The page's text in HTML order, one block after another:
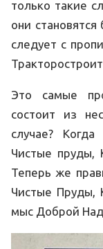
только такие
они
следует с
Это самые
состоит из
случае?
Чистые пруды,
Теперь же
Чистые Пруды,
мыс Доброй